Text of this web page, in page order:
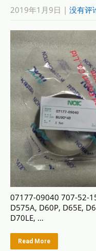
2019年1月9日 | 没有评
07177-09040 707-52-
D575A, D60P, D65E,
D70LE, …
Read More